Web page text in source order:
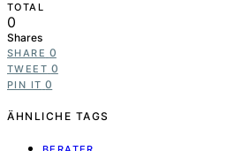
TOTAL
0
Shares
SHARE 0
TWEET 0
PIN IT 0
ÄHNLICHE TAGS